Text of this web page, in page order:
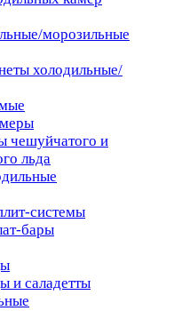
морозильные
холодильные/
чешуйчатого и
льда
системы
бары
и саладетты